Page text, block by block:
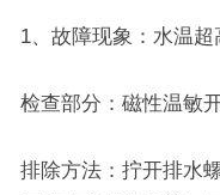
1、故障现象：水温
检查部分：磁性温敏
排除方法：拧开排水